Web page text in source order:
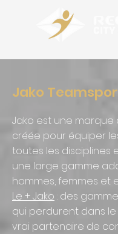
Jako
Jako est une marque
créée pour équiper
toutes les disciplines
une large gamme
hommes, femmes et
Le + Jako : des
qui perdurent dans le
vrai partenaire de